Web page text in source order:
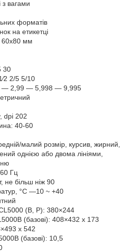
з вагами
форматів
на етикетці
60х80 мм
30
2/5 5/10
— 2,99 — 5,998 — 9,995
dpi 202
40-60
малий розмір, курсив, жирний,
однією або двома лініями,
Гц
не більш ніж 90
°C —10 ~ +40
(B, P): 380×244
(базові): 408×432 x 173
x 542
(базові): 10,5